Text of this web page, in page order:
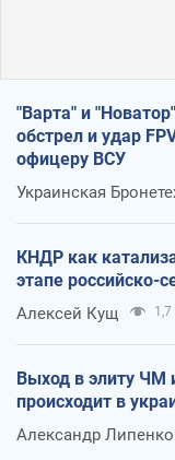
"Варта" и
обстрел и удар
офицеру ВСУ
Украинская
КНДР как
этапе российско-
Алексей Кущ 1,7
Выход в элиту ЧМ
происходит в
Александр Липенко